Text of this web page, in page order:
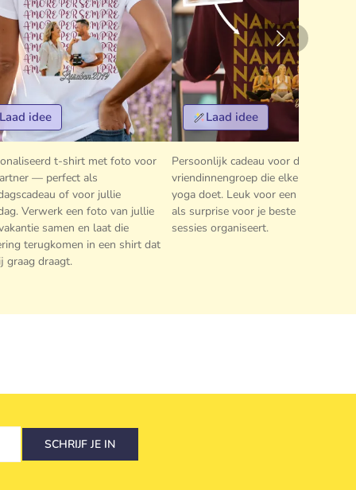
Laad idee
t-shirt met foto voor
— perfect als
of voor jullie
Verwerk een foto van jullie
samen en laat die
terugkomen in een shirt dat
graag draagt.
Laad idee
Persoonlijk cadeau voor de
vriendinnengroep die elke zondag
yoga doet. Leuk voor een verjaardag
als surprise voor je beste vriendin
sessies organiseert.
SCHRIJF JE IN